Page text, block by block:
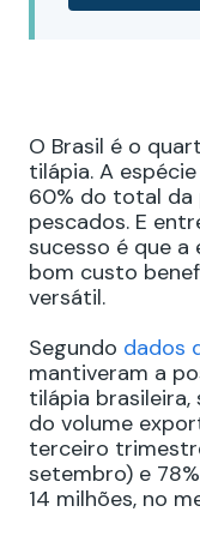
O Brasil é o
tilápia. A
60% do total da
pescados. E
sucesso é que a
bom custo
versátil.
Segundo dados
mantiveram a
tilápia brasileira,
do volume
terceiro
setembro) e
14 milhões, no